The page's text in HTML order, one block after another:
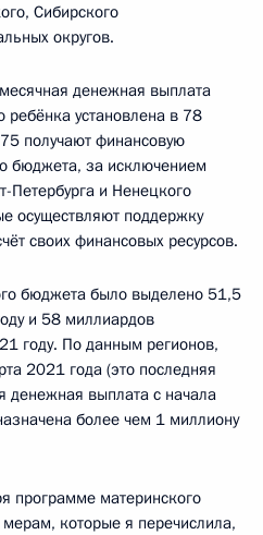
Сибирского
округов.
денежная выплата
ребёнка установлена в 78
получают финансовую
бюджета, за исключением
Петербурга и Ненецкого
осуществляют поддержку
своих финансовых ресурсов.
бюджета было выделено 51,5
и 58 миллиардов
году. По данным регионов,
2021 года (это последняя
денежная выплата с начала
более чем 1 миллиону
программе материнского
которые я перечислила,